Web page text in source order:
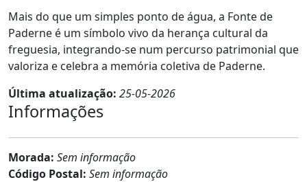
Mais do que um simples ponto de água, a Fonte de
Paderne é um símbolo vivo da herança cultural da
freguesia, integrando-se num percurso patrimonial que
valoriza e celebra a memória coletiva de Paderne.
Última atualização: 25-05-2026
Informações
Morada: Sem informação
Código Postal: Sem informação